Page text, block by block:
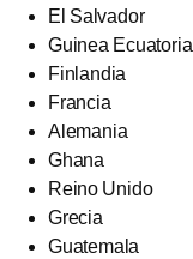
El Salvador
Guinea Ecuatorial
Finlandia
Francia
Alemania
Ghana
Reino Unido
Grecia
Guatemala